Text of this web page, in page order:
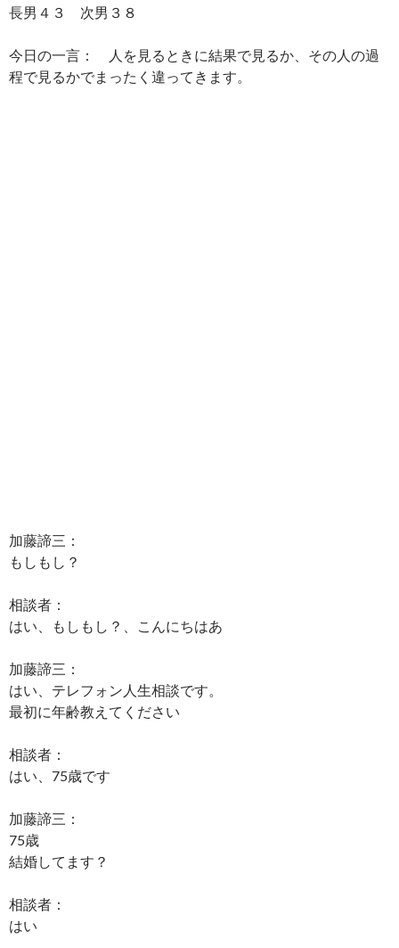
長男４３ 次男３８
今日の一言： 人を見るときに結果で見るか、その人の過
程で見るかでまったく違ってきます。
加藤諦三：
もしもし？
相談者：
はい、もしもし？、こんにちはあ
加藤諦三：
はい、テレフォン人生相談です。
最初に年齢教えてください
相談者：
はい、75歳です
加藤諦三：
75歳
結婚してます？
相談者：
はい